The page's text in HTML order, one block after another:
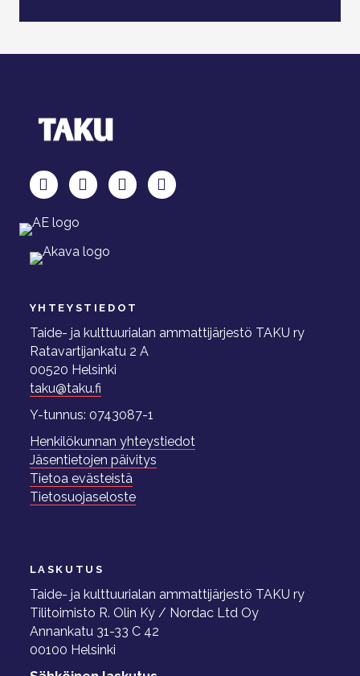
TAKU Facebookissa
TAKU Twitterissä
TAKU Instagramissa
TAKU LinkedInissä
YHTEYSTIEDOT
Taide- ja kulttuurialan ammattijärjestö TAKU ry
Ratavartijankatu 2 A
00520 Helsinki
taku@taku.fi
Y-tunnus: 0743087-1
Henkilökunnan yhteystiedot
Jäsentietojen päivitys
Tietoa evästeistä
Tietosuojaseloste
LASKUTUS
Taide- ja kulttuurialan ammattijärjestö TAKU ry
Tilitoimisto R. Olin Ky / Nordac Ltd Oy
Annankatu 31-33 C 42
00100 Helsinki